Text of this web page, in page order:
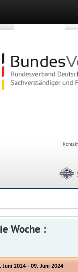
Woche :
Juni 2024 - 09. Juni 2024